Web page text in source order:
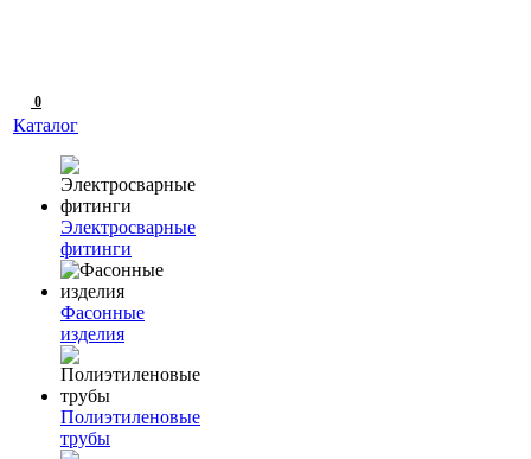
0
Каталог
Электросварные
фитинги
Фасонные
изделия
Полиэтиленовые
трубы